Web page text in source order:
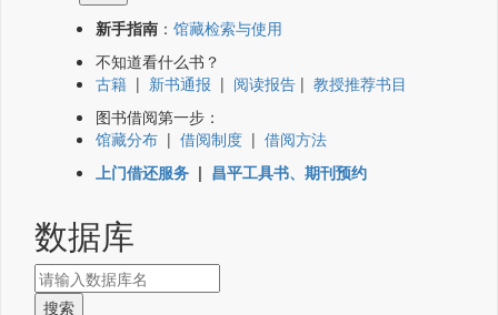
新手指南 ： 馆藏检索与使用
不知道看什么书？
古籍 | 新书通报 | 阅读报告 | 教授推荐书目
图书借阅第一步：
馆藏分布 | 借阅制度 | 借阅方法
上门借还服务 | 昌平工具书、期刊预约
数据库